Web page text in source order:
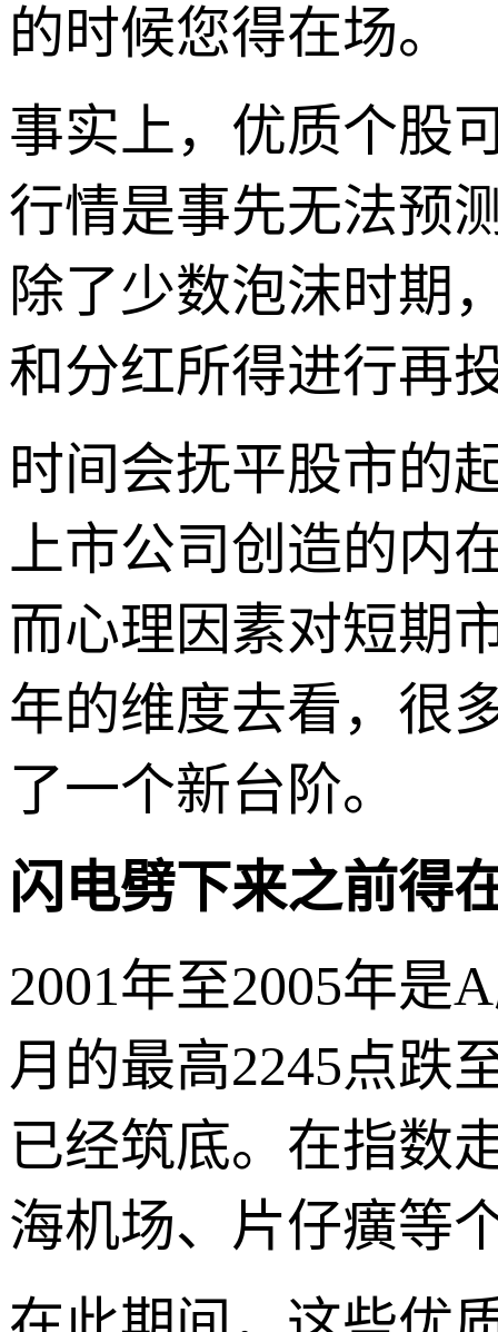
的时候您得在场。
事实上，优质个股
行情是事先无法预
除了少数泡沫时期
和分红所得进行再
时间会抚平股市的
上市公司创造的内
而心理因素对短期
年的维度去看，很
了一个新台阶。
闪电劈下来之前得
2001年至2005年是
月的最高2245点跌
已经筑底。在指数
海机场、片仔癀等